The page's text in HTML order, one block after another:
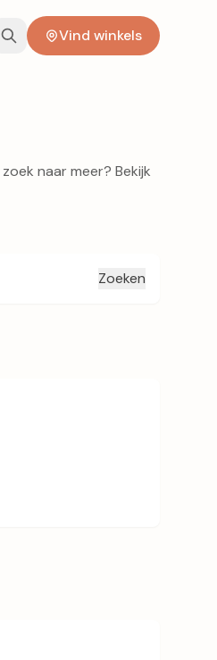
Vind winkels
naar meer? Bekijk
Zoeken